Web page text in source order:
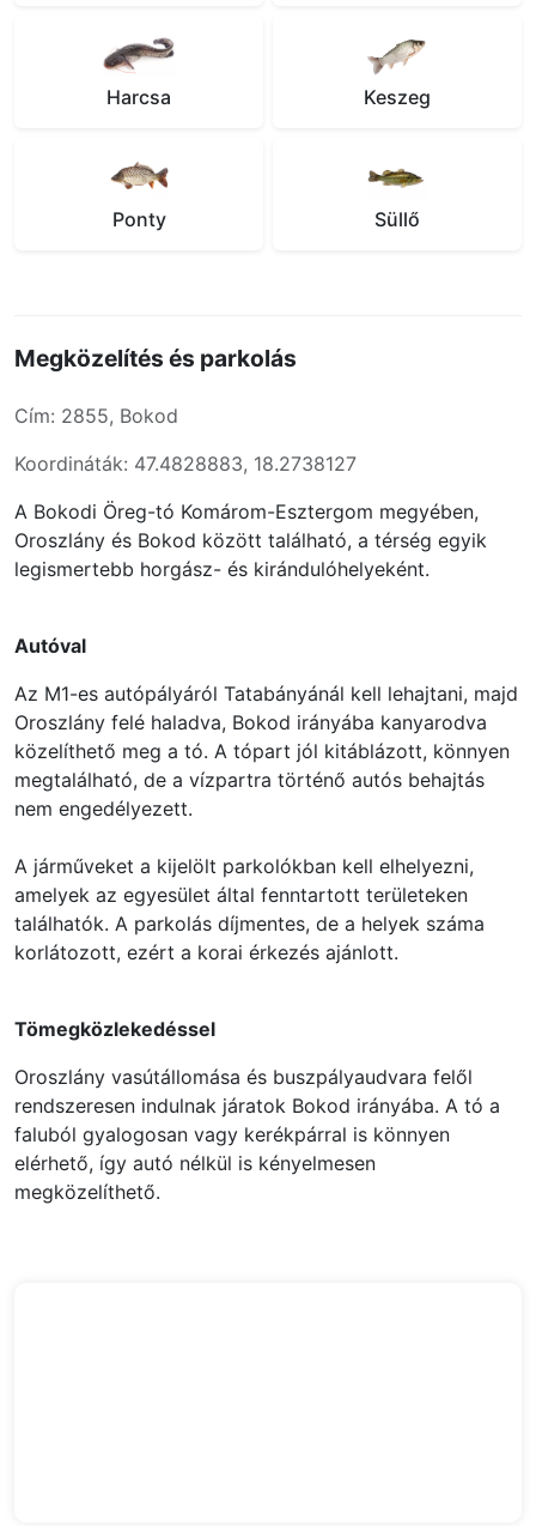
Harcsa Keszeg
Ponty Süllő
Megközelítés és parkolás
Cím: 2855, Bokod
Koordináták: 47.4828883, 18.2738127
A Bokodi Öreg-tó Komárom-Esztergom megyében,
Oroszlány és Bokod között található, a térség egyik
legismertebb horgász- és kirándulóhelyeként.
Autóval
Az M1-es autópályáról Tatabányánál kell lehajtani, majd
Oroszlány felé haladva, Bokod irányába kanyarodva
közelíthető meg a tó. A tópart jól kitáblázott, könnyen
megtalálható, de a vízpartra történő autós behajtás
nem engedélyezett.
A járműveket a kijelölt parkolókban kell elhelyezni,
amelyek az egyesület által fenntartott területeken
találhatók. A parkolás díjmentes, de a helyek száma
korlátozott, ezért a korai érkezés ajánlott.
Tömegközlekedéssel
Oroszlány vasútállomása és buszpályaudvara felől
rendszeresen indulnak járatok Bokod irányába. A tó a
faluból gyalogosan vagy kerékpárral is könnyen
elérhető, így autó nélkül is kényelmesen
megközelíthető.